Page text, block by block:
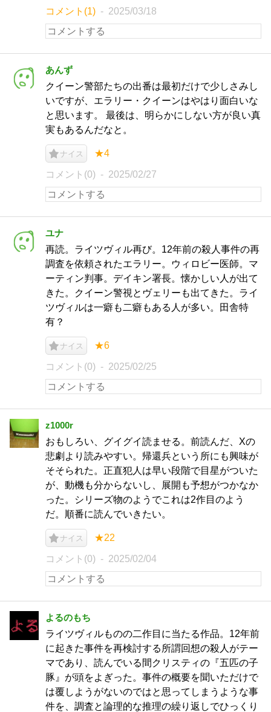
コメント(1) 2025/03/18
あんず
クイーン警部たちの出番は最初だけで少しさみし
いですが、エラリー・クイーンはやはり面白いな
と思います。 最後は、明らかにしない方が良い真
実もあるんだなと。
ナイス ★4
コメント(0) 2025/02/27
ユナ
再読。ライツヴィル再び。12年前の殺人事件の再
調査を依頼されたエラリー。ウィロビー医師。マ
ーティン判事。デイキン署長。懐かしい人が出て
きた。クイーン警視とヴェリーも出てきた。ライ
ツヴィルは一癖も二癖もある人が多い。田舎特
有？
ナイス ★6
コメント(0) 2025/02/25
z1000r
おもしろい、グイグイ読ませる。前読んだ、Xの
悲劇より読みやすい。帰還兵という所にも興味が
そそられた。正直犯人は早い段階で目星がついた
が、動機も分からないし、展開も予想がつかなか
った。シリーズ物のようでこれは2作目のよう
だ。順番に読んでいきたい。
ナイス ★22
コメント(0) 2025/02/04
よるのもち
ライツヴィルものの二作目に当たる作品。12年前
に起きた事件を再検討する所謂回想の殺人がテー
マであり、読んでいる間クリスティの『五匹の子
豚』が頭をよぎった。事件の概要を聞いただけで
は覆しようがないのではと思ってしまうような事
件を、調査と論理的な推理の繰り返しでひっくり